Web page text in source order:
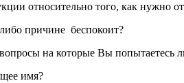
относительно того, как нужно
причине беспокоит?
на которые Вы попытаетесь
имя?